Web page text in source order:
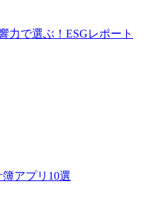
力で選ぶ！ESGレポート
アプリ10選